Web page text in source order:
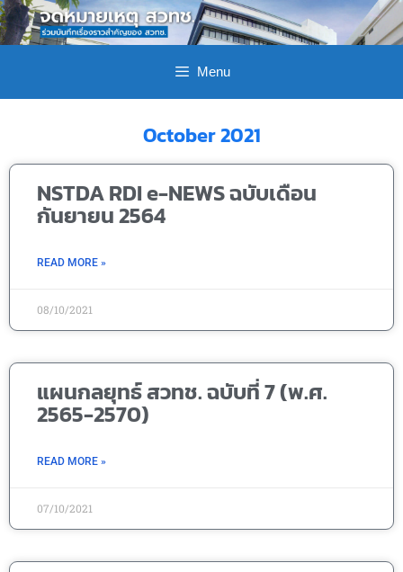
Menu
October 2021
NSTDA RDI e-NEWS ฉบับเดือน
กันยายน 2564
READ MORE »
08/10/2021
แผนกลยุทธ์ สวทช. ฉบับที่ 7 (พ.ศ.
2565-2570)
READ MORE »
07/10/2021